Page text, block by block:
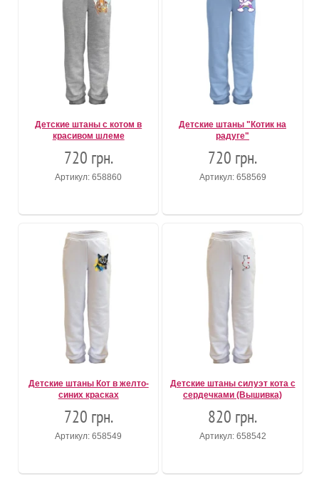
Детские штаны с котом в
красивом шлеме
720 грн.
Артикул: 658860
Детские штаны "Котик на
радуге"
720 грн.
Артикул: 658569
Детские штаны Кот в желто-
синих красках
720 грн.
Артикул: 658549
Детские штаны силуэт кота с
сердечками (Вышивка)
820 грн.
Артикул: 658542